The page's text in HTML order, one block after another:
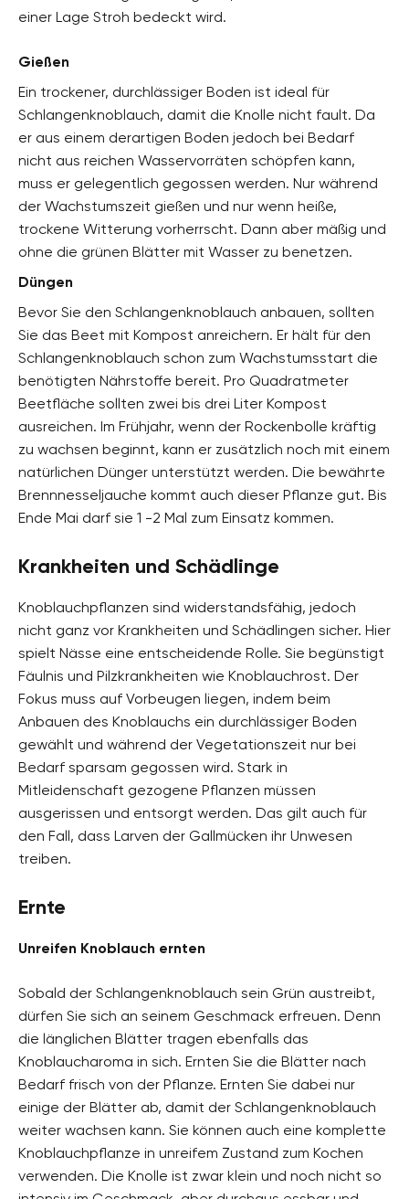
einer Lage Stroh bedeckt wird.
Gießen
Ein trockener, durchlässiger Boden ist ideal für
Schlangenknoblauch, damit die Knolle nicht fault. Da
er aus einem derartigen Boden jedoch bei Bedarf
nicht aus reichen Wasservorräten schöpfen kann,
muss er gelegentlich gegossen werden. Nur während
der Wachstumszeit gießen und nur wenn heiße,
trockene Witterung vorherrscht. Dann aber mäßig und
ohne die grünen Blätter mit Wasser zu benetzen.
Düngen
Bevor Sie den Schlangenknoblauch anbauen, sollten
Sie das Beet mit Kompost anreichern. Er hält für den
Schlangenknoblauch schon zum Wachstumsstart die
benötigten Nährstoffe bereit. Pro Quadratmeter
Beetfläche sollten zwei bis drei Liter Kompost
ausreichen. Im Frühjahr, wenn der Rockenbolle kräftig
zu wachsen beginnt, kann er zusätzlich noch mit einem
natürlichen Dünger unterstützt werden. Die bewährte
Brennnesseljauche kommt auch dieser Pflanze gut. Bis
Ende Mai darf sie 1 -2 Mal zum Einsatz kommen.
Krankheiten und Schädlinge
Knoblauchpflanzen sind widerstandsfähig, jedoch
nicht ganz vor Krankheiten und Schädlingen sicher. Hier
spielt Nässe eine entscheidende Rolle. Sie begünstigt
Fäulnis und Pilzkrankheiten wie Knoblauchrost. Der
Fokus muss auf Vorbeugen liegen, indem beim
Anbauen des Knoblauchs ein durchlässiger Boden
gewählt und während der Vegetationszeit nur bei
Bedarf sparsam gegossen wird. Stark in
Mitleidenschaft gezogene Pflanzen müssen
ausgerissen und entsorgt werden. Das gilt auch für
den Fall, dass Larven der Gallmücken ihr Unwesen
treiben.
Ernte
Unreifen Knoblauch ernten
Sobald der Schlangenknoblauch sein Grün austreibt,
dürfen Sie sich an seinem Geschmack erfreuen. Denn
die länglichen Blätter tragen ebenfalls das
Knoblaucharoma in sich. Ernten Sie die Blätter nach
Bedarf frisch von der Pflanze. Ernten Sie dabei nur
einige der Blätter ab, damit der Schlangenknoblauch
weiter wachsen kann. Sie können auch eine komplette
Knoblauchpflanze in unreifem Zustand zum Kochen
verwenden. Die Knolle ist zwar klein und noch nicht so